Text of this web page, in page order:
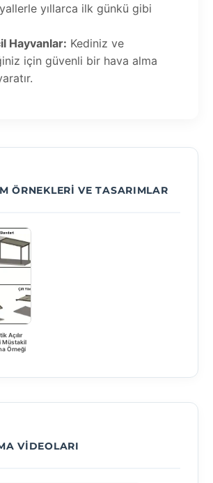
yıllarca ilk günkü gibi
Hayvanlar: Kediniz ve
için güvenli bir hava alma
ÖRNEKLERI VE TASARIMLAR
Açılır
Müstakil
Örneği
VIDEOLARI